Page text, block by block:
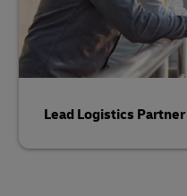
Lead Logistics Partner